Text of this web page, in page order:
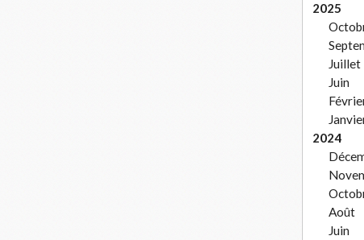
2025
Juillet
Juin
2024
Août
Juin